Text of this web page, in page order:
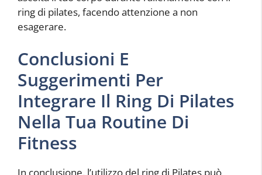
ring di pilates, facendo attenzione a non
esagerare.
Conclusioni E
Suggerimenti Per
Integrare Il Ring Di Pilates
Nella Tua Routine Di
Fitness